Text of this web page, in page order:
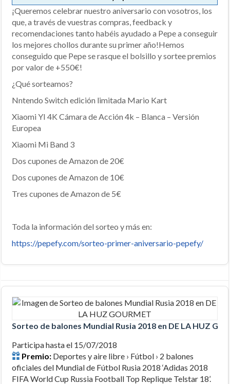
¡Queremos celebrar nuestro aniversario con vosotros, los
que, a través de vuestras compras, feedback y
recomendaciones tanto habéis ayudado a Pepe a conseguir
los mejores chollos durante su primer año!Hemos
conseguido que Pepe se rasque el bolsillo y sortee premios
por valor de +550€!
¿Qué sorteamos?
Nntendo Switch edición limitada Mario Kart
Xiaomi YI 4K Cámara de Acción 4k – Blanca – Versión
Europea
Xiaomi Mi Band 3
Dos cupones de Amazon de 20€
Dos cupones de Amazon de 10€
Tres cupones de Amazon de 5€
Toda la información del sorteo y más en:
https://pepefy.com/sorteo-primer-aniversario-pepefy/
Sorteo de balones Mundial Rusia 2018 en DE LA HUZ
Participa hasta el 15/07/2018
Premio: Deportes y aire libre › Fútbol › 2 balones
oficiales del Mundial de Fútbol Rusia 2018 ‘Adidas 2018
FIFA World Cup Russia Football Top Replique Telstar 18’.